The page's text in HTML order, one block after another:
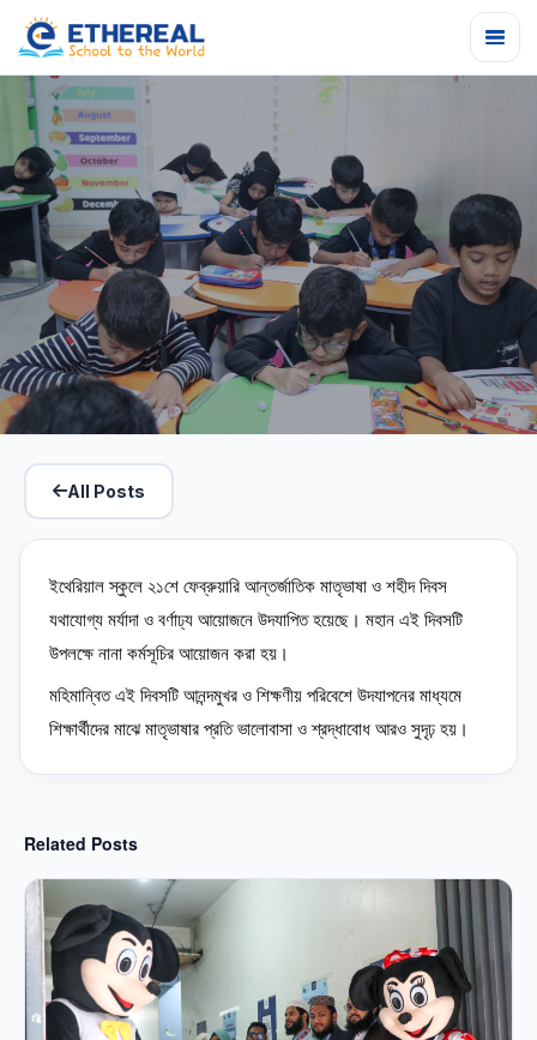
ইথেরিয়াল স্কুলে ২১শে ফেব্রুয়ারি আন্তর্জাতিক মাতৃভাষা ও শহীদ
দিবসAll Posts
ইথেরিয়াল স্কুলে ২১শে ফেব্রুয়ারি আন্তর্জাতিক মাতৃভাষা ও শহীদ দিবস
যথাযোগ্য মর্যাদা ও বর্ণাঢ্য আয়োজনে উদযাপিত হয়েছে। মহান এই দিবসটি
উপলক্ষে নানা কর্মসূচির আয়োজন করা হয়।
মহিমান্বিত এই দিবসটি আনন্দমুখর ও শিক্ষণীয় পরিবেশে উদযাপনের মাধ্যমে
শিক্ষার্থীদের মাঝে মাতৃভাষার প্রতি ভালোবাসা ও শ্রদ্ধাবোধ আরও সুদৃঢ় হয়।
Related Posts